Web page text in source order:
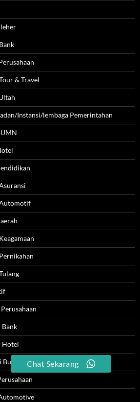
& Travel
Instansi/lembaga Pemerintahan
Bank
Hotel
Chat Sekarang